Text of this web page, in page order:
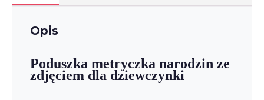
Opis
Poduszka metryczka narodzin ze
zdjęciem dla dziewczynki